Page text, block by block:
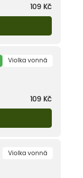
109 Kč
Violka vonná
109 Kč
Violka vonná